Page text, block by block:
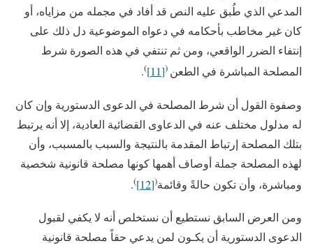
المدعي الذي طُبق عليه النص قد أفاد في مجمله من مزاياه، أو
كان غير مخاطب بأحكامه في دعواه الموضوعية دل ذلك على
إنتفاء الضرر الواقعي، ومن ثم تنتفي في هذه الصورة شرط
المصلحة المباشرة في الطعن (
[11]
)
.
وصفوة القول أن شرط المصلحة في الدعوى الدستورية وإن كان
له مدلول مختلف عنه في الدعاوى القضائية العادية، إلا أنه يرتبط
بتلك المصلحة إرتباط المقدمة بالنتيجة والسبب بالمسبب، وأن
لهذه المصلحة جملة أوصاف أهمها كونها مصلحة قانونية شخصية
ومباشرة، وأن تكون حالةً وقائمة(
[12]
)
.
ومن العرض السابق نستطيع أن نستخلص أنه لا يكفي لقبول
الدعوى الدستورية أن يكـون لمن يدعي حقاً مصلحة قانونية